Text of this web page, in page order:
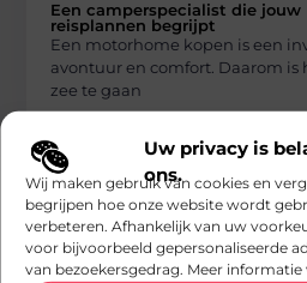
Uw privacy is
ons.
Wij maken gebruik van cookies en
begrijpen hoe onze website wordt
verbeteren. Afhankelijk van uw
voor bijvoorbeeld gepersonaliseerde
van bezoekersgedrag. Meer
Een camperspecialist die jouw
reisplannen begrijpt
Een motorhome kopen is een
avontuur en comfort. Daarom
zee te gaan